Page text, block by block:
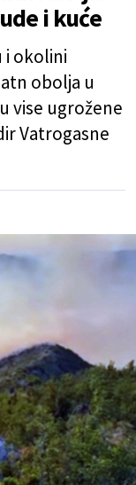
i kuće
i okolini
obolja u
vise ugrožene
Vatrogasne